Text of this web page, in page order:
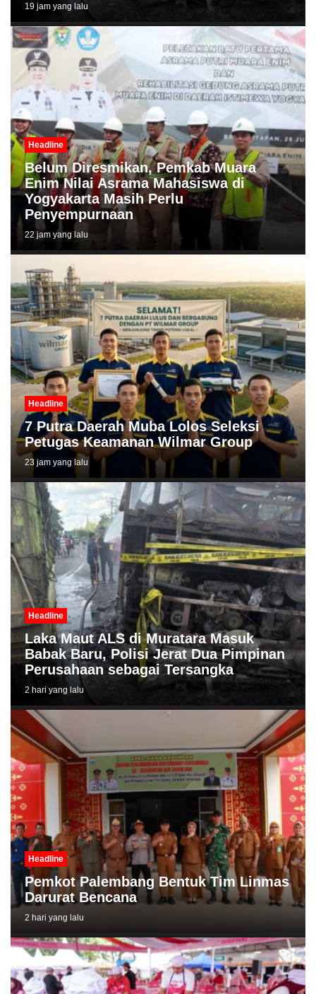
19 jam yang lalu
Headline
Belum Diresmikan, Pemkab Muara
Enim Nilai Asrama Mahasiswa di
Yogyakarta Masih Perlu
Penyempurnaan
22 jam yang lalu
Headline
7 Putra Daerah Muba Lolos Seleksi
Petugas Keamanan Wilmar Group
23 jam yang lalu
Headline
Laka Maut ALS di Muratara Masuk
Babak Baru, Polisi Jerat Dua Pimpinan
Perusahaan sebagai Tersangka
2 hari yang lalu
Headline
Pemkot Palembang Bentuk Tim Linmas
Darurat Bencana
2 hari yang lalu